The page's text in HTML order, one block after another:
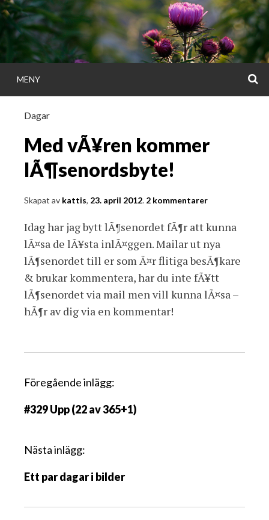
Gå
direkt
till
innehållet
MENY
Dagar
Med vÃ¥ren kommer
lÃ¶senordsbyte!
Skapat av kattis, 23. april 2012. 2 kommentarer
Idag har jag bytt lÃ¶senordet fÃ¶r att kunna
lÃ¤sa de lÃ¥sta inlÃ¤ggen. Mailar ut nya
lÃ¶senordet till er som Ã¤r flitiga besÃ¶kare
& brukar kommentera, har du inte fÃ¥tt
lÃ¶senordet via mail men vill kunna lÃ¤sa –
hÃ¶r av dig via en kommentar!
I
l
g
s
a
Föregående inlägg:
#329 Upp (22 av 365+1)
Nästa inlägg:
Ett par dagar i bilder